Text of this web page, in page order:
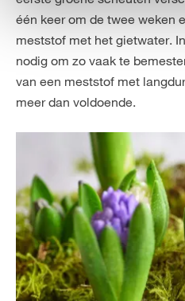
één keer om de twee weken
meststof met het gietwater.
nodig om zo vaak te
van een meststof met
meer dan voldoende.